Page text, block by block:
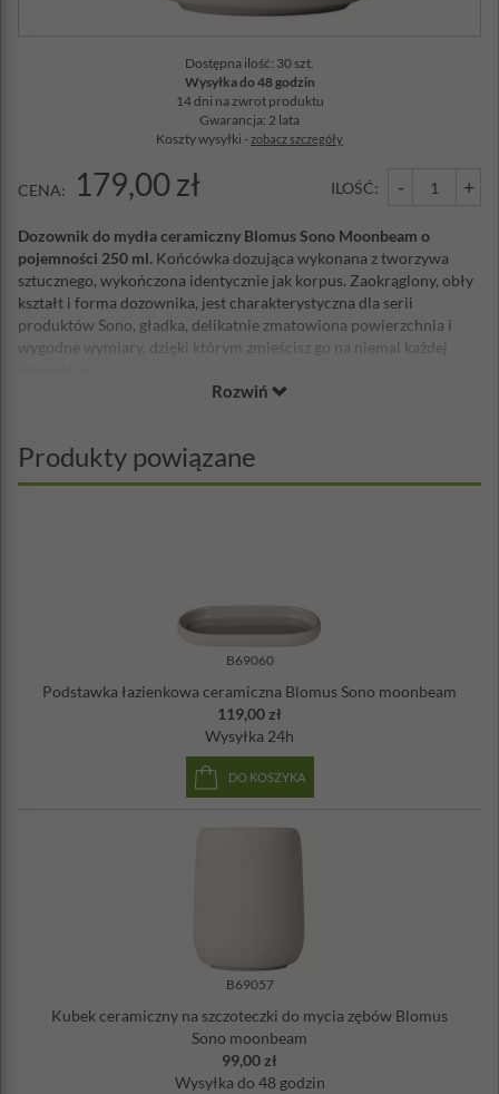
Dostępna ilość: 30 szt.
Wysyłka do 48 godzin
14 dni na zwrot produktu
Gwarancja: 2 lata
Koszty wysyłki -zobacz szczegóły
CENA: 179,00 zł ILOŚĆ: - +
Dozownik do mydła ceramiczny Blomus Sono Moonbeam o
pojemności 250 ml. Końcówka dozująca wykonana z tworzywa
sztucznego, wykończona identycznie jak korpus. Zaokrąglony, obły
kształt i forma dozownika, jest charakterystyczna dla serii
produktów Sono, gładka, delikatnie zmatowiona powierzchnia i
wygodne wymiary, dzięki którym zmieścisz go na niemal każdej
to ceramiczne akcesoria do łazienki projektowane
samopoczucie. Wykonane z najwyższą starannością,
zaprojektowane przez markę Blomus w trzech aktualnie modnych
kolorach. Obłe kształty, świetne wykończenie, praktyczne
elementów wyposażenia wnętrz, a w szczególności akcesoriów
łazienkowych. Firma słynie z indywidualnego, ekskluzywnego stylu
z wykorzystaniem prostych kształtów geometrycznych i stosowania
Materiał: ceramika, tworzywo sztuczne, silikon
Rozwiń
Produkty powiązane
B69060
Podstawka łazienkowa ceramiczna Blomus Sono moonbeam
119,00 zł
Wysyłka 24h
DO KOSZYKA
B69057
Kubek ceramiczny na szczoteczki do mycia zębów Blomus
Sono moonbeam
99,00 zł
Wysyłka do 48 godzin